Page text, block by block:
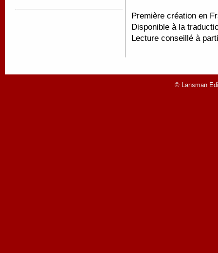
Première création en
Disponible à la
Lecture conseillé à
© Lansman